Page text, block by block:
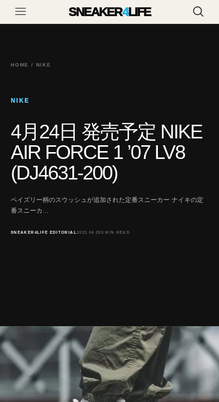
SNEAKER4LIFE
HOME / NIKE
NIKE
4月24日 発売予定 NIKE
AIR FORCE 1 ’07 LV8
(DJ4631-200)
ペイズリー柄のスウッシュが追加された定番スニーカー ナイキの定
番スニーカ…
SNEAKER4LIFE EDITORIAL2021.04.20 5 MIN READ